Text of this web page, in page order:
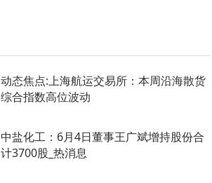
动态焦点:上海航运交易所：本周沿海散货
综合指数高位波动
中盐化工：6月4日董事王广斌增持股份合
计3700股_热消息